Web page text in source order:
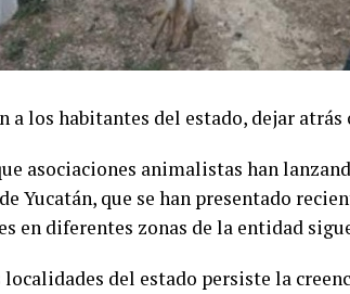
los habitantes del estado, dejar atrás
asociaciones animalistas han
Yucatán, que se han presentado
en diferentes zonas de la entidad
del estado persiste la